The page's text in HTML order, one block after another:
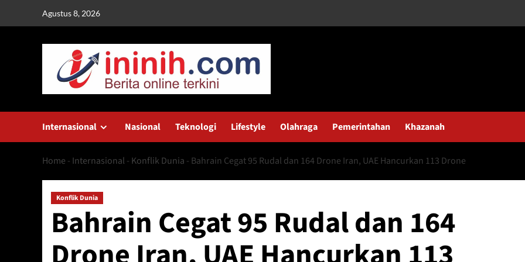
Agustus 8, 2026
Internasional Nasional Teknologi Lifestyle Olahraga Pemerintahan Khazanah
Home - Internasional - Konflik Dunia - Bahrain Cegat 95 Rudal dan 164 Drone Iran, UAE Hancurkan 113 Drone
Konflik Dunia
Bahrain Cegat 95 Rudal dan 164